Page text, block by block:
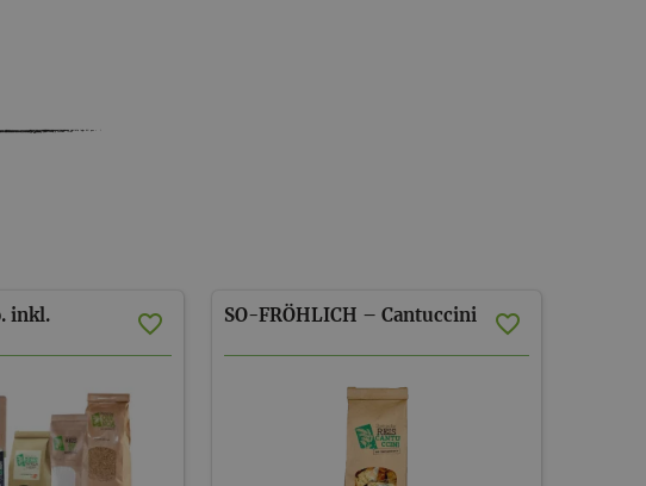
inkl.
SO-FRÖHLICH – Cantuccini